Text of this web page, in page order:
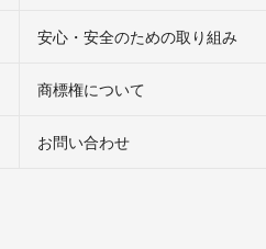
安心・安全のための取り組み
商標権について
お問い合わせ